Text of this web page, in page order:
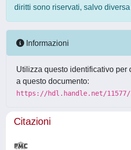
diritti sono riservati, salvo
Informazioni
Utilizza questo identificativo per
a questo documento:
https://hdl.handle.net/11577/
Citazioni